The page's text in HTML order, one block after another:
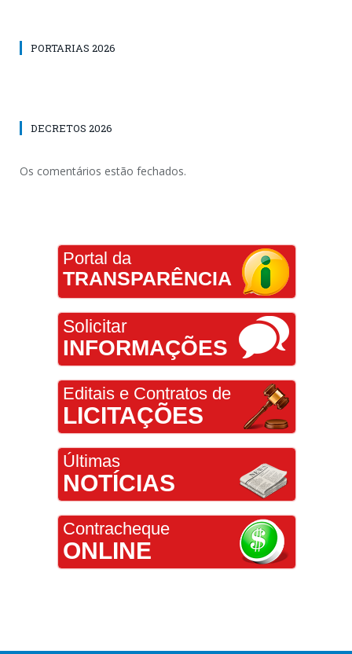
PORTARIAS 2026
DECRETOS 2026
Os comentários estão fechados.
Portal da
TRANSPARÊNCIA
Solicitar
INFORMAÇÕES
Editais e Contratos de
LICITAÇÕES
Últimas
NOTÍCIAS
Contracheque
ONLINE